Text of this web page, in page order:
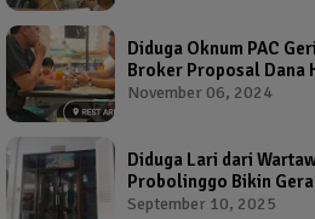
Diduga Oknum PAC
Broker Proposal Dana
November 06, 2024
Diduga Lari dari
Probolinggo Bikin
September 10, 2025